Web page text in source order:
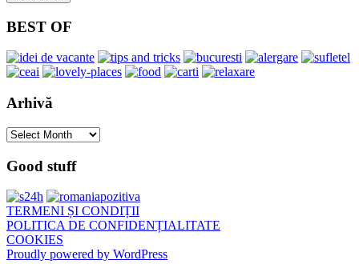
BEST OF
Arhivă
Arhivă
Good stuff
TERMENI ȘI CONDIȚII
POLITICA DE CONFIDENȚIALITATE
COOKIES
Proudly powered by WordPress